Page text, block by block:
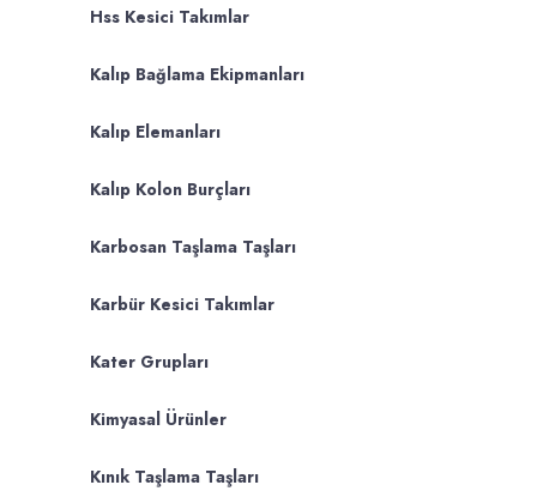
Hss Kesici Takımlar
Kalıp Bağlama Ekipmanları
Kalıp Elemanları
Kalıp Kolon Burçları
Karbosan Taşlama Taşları
Karbür Kesici Takımlar
Kater Grupları
Kimyasal Ürünler
Kınık Taşlama Taşları